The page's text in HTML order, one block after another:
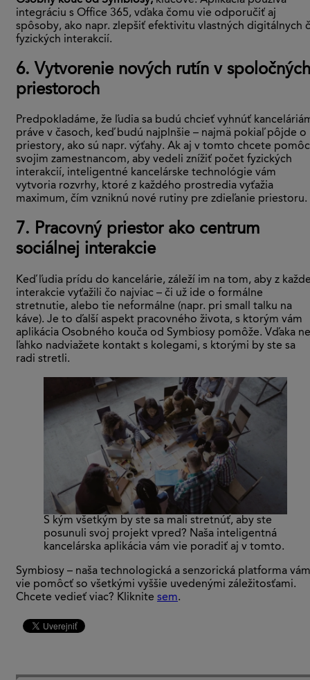
integráciu s Office 365, vďaka čomu vie odporučiť aj
spôsoby, ako napr. zlepšiť efektivitu vlastných digitálnych
fyzických interakcií.
6. Vytvorenie nových rutín v spoločných
priestoroch
Predpokladáme, že ľudia sa budú chcieť vyhnúť
práve v časoch, keď budú najplnšie – najmä pokiaľ pôjde o
priestory, ako sú napr. výťahy. Ak aj v tomto chcete
svojim zamestnancom, aby vedeli znížiť počet fyzických
interakcií, inteligentné kancelárske technológie vám
vytvoria rozvrhy, ktoré z každého prostredia vyťažia
maximum, čím vzniknú nové rutiny pre zdieľanie priestoru.
7. Pracovný priestor ako centrum
sociálnej interakcie
Keď ľudia prídu do kancelárie, záleží im na tom, aby z
interakcie vyťažili čo najviac – či už ide o formálne
stretnutie, alebo tie neformálne (napr. pri small talku na
káve). Je to ďalší aspekt pracovného života, s ktorým vám
aplikácia Osobného kouča od Symbiosy pomôže. Vďaka
ľahko nadviažete kontakt s kolegami, s ktorými by ste sa
radi stretli.
S kým všetkým by ste sa mali stretnúť, aby ste
posunuli svoj projekt vpred? Naša inteligentná
kancelárska aplikácia vám vie poradiť aj v tomto.
Symbiosy – naša technologická a senzorická platforma vám
vie pomôcť so všetkými vyššie uvedenými záležitosťami.
Chcete vedieť viac? Kliknite sem.